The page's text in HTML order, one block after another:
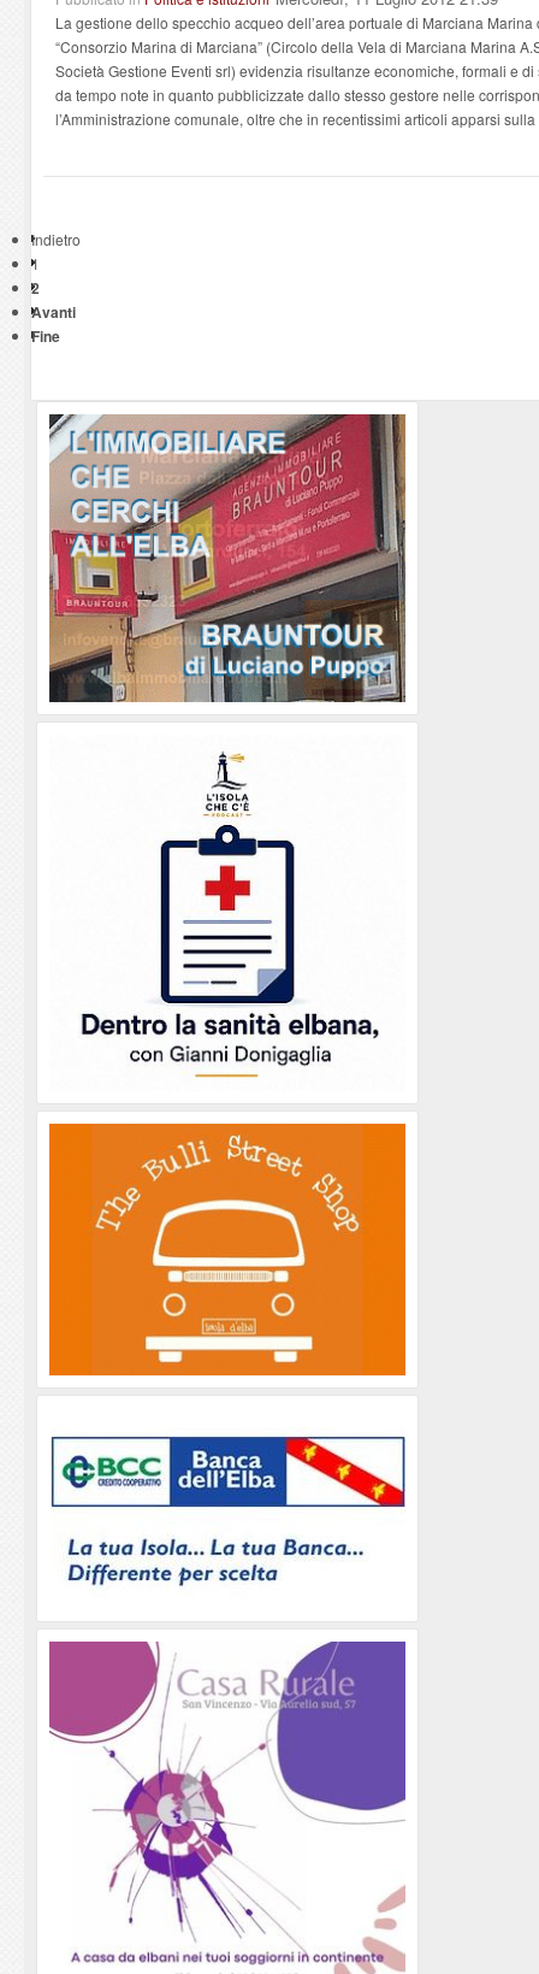
La gestione dello specchio acqueo dell’area portuale di Marciana Marina
“Consorzio Marina di Marciana” (Circolo della Vela di Marciana Marina
Società Gestione Eventi srl) evidenzia risultanze economiche, formali e
da tempo note in quanto pubblicizzate dallo stesso gestore nelle
l’Amministrazione comunale, oltre che in recentissimi articoli apparsi
Indietro
1
2
Avanti
Fine